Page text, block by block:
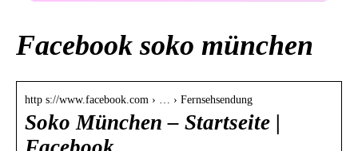
Facebook soko münchen
http s://www.facebook.com › … › Fernsehsendung
Soko München – Startseite |